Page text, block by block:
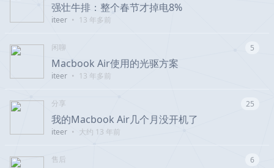
强壮牛排：整个春节才掉电8%
iteer • 13 年多前
闲聊 5
Macbook Air使用的光驱方案
iteer • 13 年多前
分享 25
我的Macbook Air几个月没开机了
iteer • 大约 13 年前
售后 6